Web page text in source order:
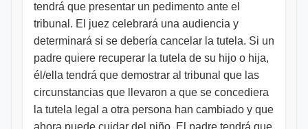
tendrá que presentar un pedimento ante el
tribunal. El juez celebrará una audiencia y
determinará si se debería cancelar la tutela. Si un
padre quiere recuperar la tutela de su hijo o hija,
él/ella tendrá que demostrar al tribunal que las
circunstancias que llevaron a que se concediera
la tutela legal a otra persona han cambiado y que
ahora puede cuidar del niño. El padre tendrá que